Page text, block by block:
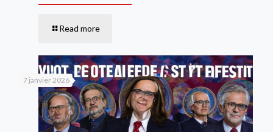
Read more
7 janvier 2026